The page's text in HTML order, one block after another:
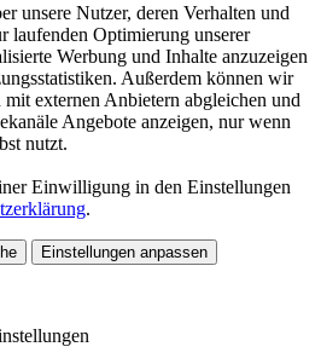
unsere Nutzer, deren Verhalten und
laufenden Optimierung unserer
Werbung und Inhalte anzuzeigen
Außerdem können wir
externen Anbietern abgleichen und
Angebote anzeigen, nur wenn
nutzt.
Einwilligung in den Einstellungen
.
Einstellungen anpassen